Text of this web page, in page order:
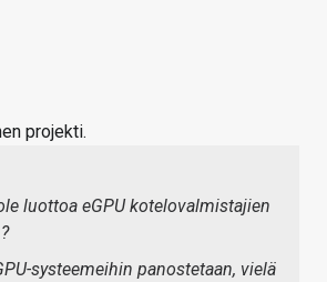
projekti.
luottoa eGPU kotelovalmistajien
systeemeihin panostetaan, vielä